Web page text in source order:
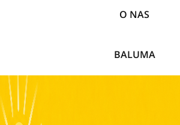
O NAS
BALUMA